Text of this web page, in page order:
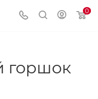
0
горшок